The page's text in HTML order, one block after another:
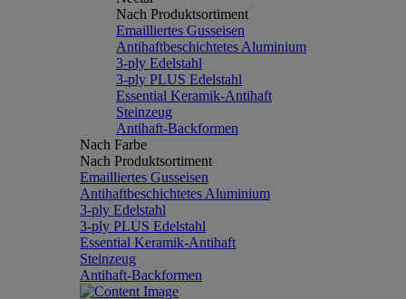
Nach Produktsortiment
Emailliertes Gusseisen
Antihaftbeschichtetes Aluminium
3-ply Edelstahl
3-ply PLUS Edelstahl
Essential Keramik-Antihaft
Steinzeug
Antihaft-Backformen
Nach Farbe
Nach Produktsortiment
Emailliertes Gusseisen
Antihaftbeschichtetes Aluminium
3-ply Edelstahl
3-ply PLUS Edelstahl
Essential Keramik-Antihaft
Steinzeug
Antihaft-Backformen